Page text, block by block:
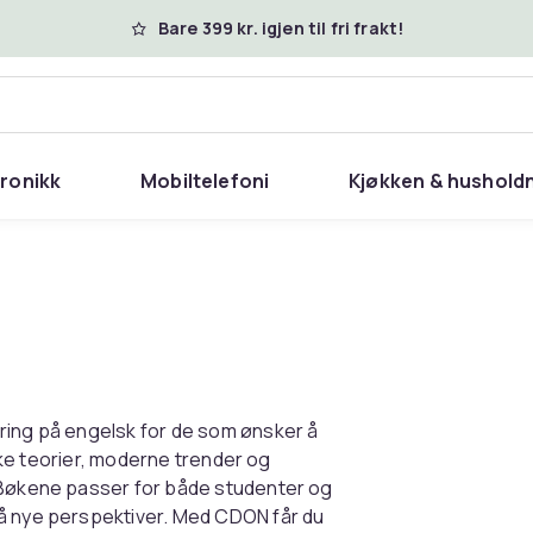
Bare 399 kr. igjen til fri frakt!
Mobiltelefoni Kjøkken &
på engelsk for de som ønsker å
teorier, moderne trender og
passer for både studenter og
perspektiver. Med CDON får du